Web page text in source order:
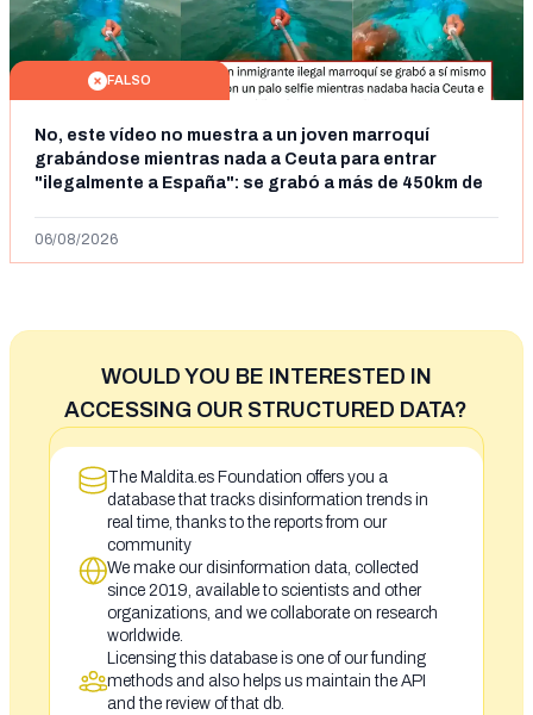
FALSO
No, este vídeo no muestra a un joven marroquí
grabándose mientras nada a Ceuta para entrar
"ilegalmente a España": se grabó a más de 450km de
06/08/2026
WOULD YOU BE INTERESTED IN
ACCESSING OUR STRUCTURED DATA?
The Maldita.es Foundation offers you a
database that tracks disinformation trends in
real time, thanks to the reports from our
community
We make our disinformation data, collected
since 2019, available to scientists and other
organizations, and we collaborate on research
worldwide.
Licensing this database is one of our funding
methods and also helps us maintain the API
and the review of that db.